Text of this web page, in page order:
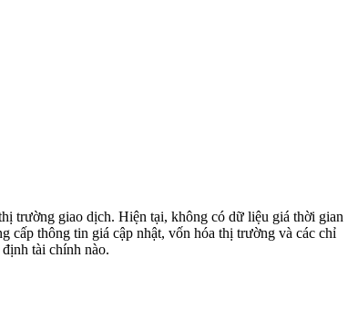
trường giao dịch. Hiện tại, không có dữ liệu giá thời gian
cấp thông tin giá cập nhật, vốn hóa thị trường và các chỉ
tài chính nào.